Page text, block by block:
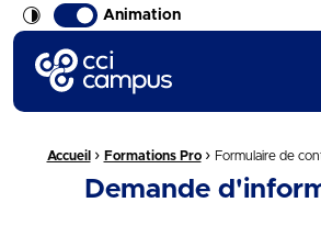
Animation
CCI Campus La formation qui vous ressemble
Fil d'Ariane :
Accueil › Formations Pro › Formulaire de
Demande